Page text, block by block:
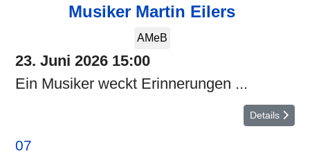
Musiker Martin Eilers
AMeB
23. Juni 2026 15:00
Ein Musiker weckt Erinnerungen ...
Details
07